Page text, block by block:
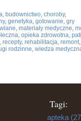
, budownictwo, choroby,
, genetyka, gotowanie, gry
, materiały medyczne,
, opieka zdrowotna,
, recepty, rehabilitacja, remont,
rodzinne, wiedza
Tagi:
apteka